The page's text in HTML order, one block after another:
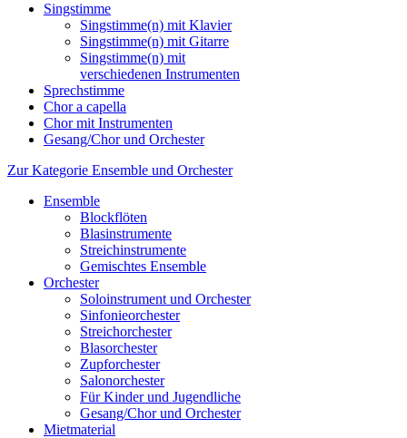
Singstimme
Singstimme(n) mit Klavier
Singstimme(n) mit Gitarre
Singstimme(n) mit
verschiedenen Instrumenten
Sprechstimme
Chor a capella
Chor mit Instrumenten
Gesang/Chor und Orchester
Zur Kategorie Ensemble und Orchester
Ensemble
Blockflöten
Blasinstrumente
Streichinstrumente
Gemischtes Ensemble
Orchester
Soloinstrument und Orchester
Sinfonieorchester
Streichorchester
Blasorchester
Zupforchester
Salonorchester
Für Kinder und Jugendliche
Gesang/Chor und Orchester
Mietmaterial